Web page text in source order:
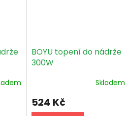
BOYU topení do nádrže
300W
Skladem
524 Kč